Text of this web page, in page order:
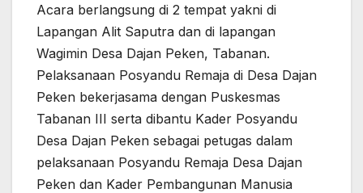
Acara berlangsung di 2 tempat yakni di
Lapangan Alit Saputra dan di lapangan
Wagimin Desa Dajan Peken, Tabanan.
Pelaksanaan Posyandu Remaja di Desa Dajan
Peken bekerjasama dengan Puskesmas
Tabanan III serta dibantu Kader Posyandu
Desa Dajan Peken sebagai petugas dalam
pelaksanaan Posyandu Remaja Desa Dajan
Peken dan Kader Pembangunan Manusia